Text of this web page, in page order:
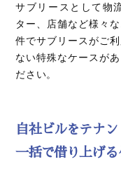
サブリースとして物
ター、店舗など様々
件でサブリースがご
ない特殊なケースが
ださい。
自社ビルをテナ
一括で借り上げる